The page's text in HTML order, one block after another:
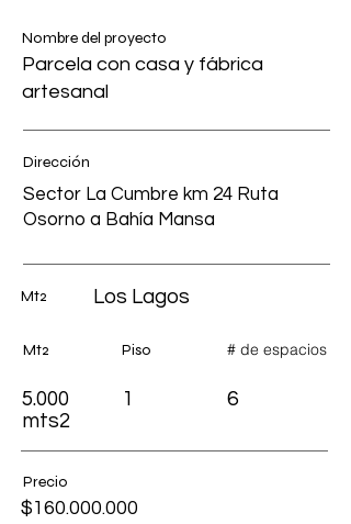
Nombre del proyecto
Parcela con casa y fábrica
artesanal
Dirección
Sector La Cumbre km 24 Ruta
Osorno a Bahía Mansa
Mt2
Mt2
5.000
mts2
Los Lagos
Piso
1
# de espacios
6
Precio
$160.000.000